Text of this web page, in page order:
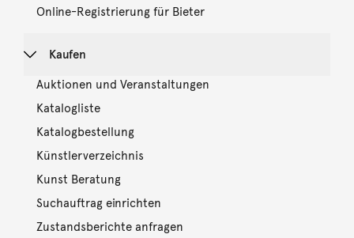
Online-Registrierung für Bieter
Kaufen
Auktionen und Veranstaltungen
Katalogliste
Katalogbestellung
Künstlerverzeichnis
Kunst Beratung
Suchauftrag einrichten
Zustandsberichte anfragen